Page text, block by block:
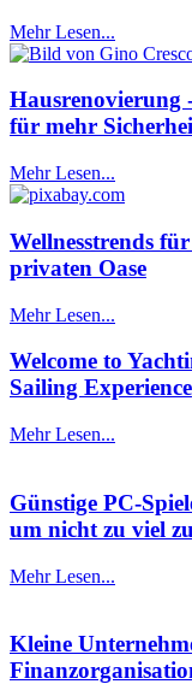
Mehr Lesen...
Hausrenovierung
für mehr
Mehr Lesen...
Wellnesstrends
privaten Oase
Mehr Lesen...
Welcome to
Sailing Experience
Mehr Lesen...
Günstige PC-
um nicht zu viel
Mehr Lesen...
Kleine